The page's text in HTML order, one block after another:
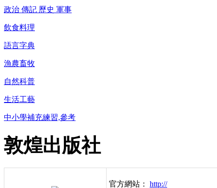
政治 傳記 歷史 軍事
飲食料理
語言字典
漁農畜牧
自然科普
生活工藝
中小學補充練習,參考
敦煌出版社
官方網站： http://